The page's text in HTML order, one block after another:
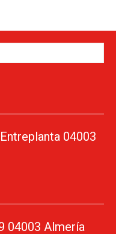
04003
04003 Almería